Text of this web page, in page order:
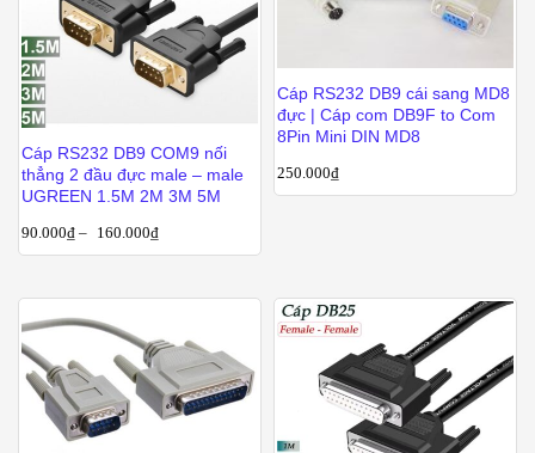
Cáp RS232 DB9 COM9 nối
thẳng 2 đầu đực male – male
UGREEN 1.5M 2M 3M 5M
90.000₫ – 160.000₫
Cáp RS232 DB9 cái sang MD8
đực | Cáp com DB9F to Com
8Pin Mini DIN MD8
250.000₫